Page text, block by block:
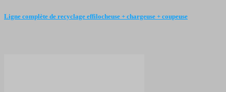
Ligne complète de recyclage effilocheuse + chargeuse + coupeuse